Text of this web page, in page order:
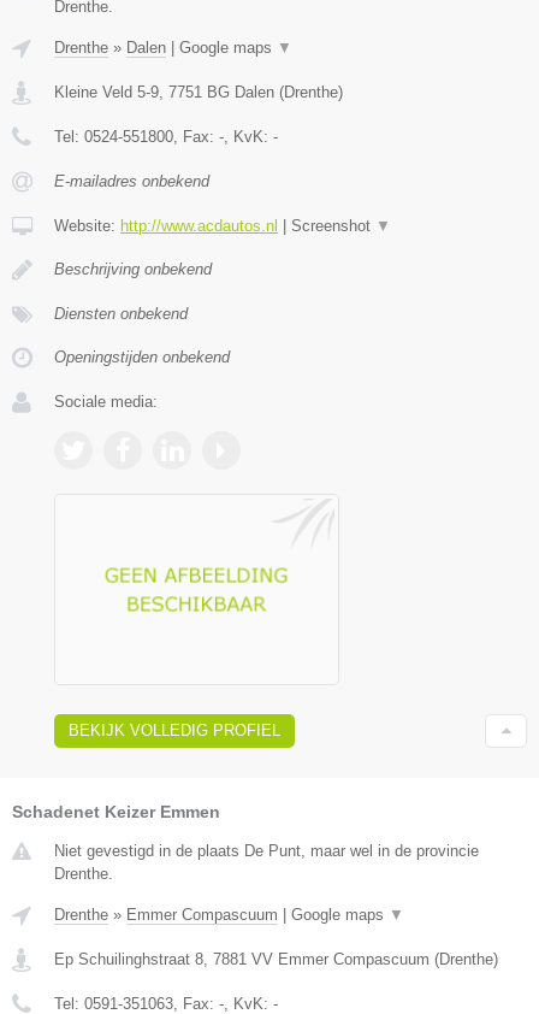
Drenthe.
Drenthe » Dalen Google maps ▼
Kleine Veld 5-9, 7751 BG Dalen (Drenthe)
Tel: 0524-551800, Fax: -, KvK: -
E-mailadres onbekend
Website: http://www.acdautos.nl Screenshot ▼
Beschrijving onbekend
Diensten onbekend
Openingstijden onbekend
Sociale media:
BEKIJK VOLLEDIG PROFIEL
Schadenet Keizer Emmen
Niet gevestigd in de plaats De Punt, maar wel in de provincie
Drenthe.
Drenthe » Emmer Compascuum Google maps ▼
Ep Schuilinghstraat 8 7881 VV Emmer Compascuum (Drenthe)
Tel: 0591-351063 , Fax: - , KvK: -